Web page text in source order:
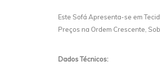
Este Sofá Apresenta-se em
Preços na Ordem Crescente,
Dados Técnicos: